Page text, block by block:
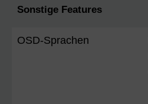
Sonstige Features
OSD-Sprachen